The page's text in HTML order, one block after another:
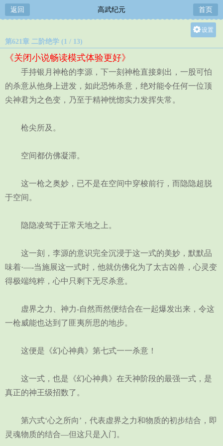
返回 高武纪元 首页
设置
中
小
第621章 二阶绝学 (1 / 13)
《关闭小说畅读模式体验更好》
手持银月神枪的李源，下一刻神枪直接刺出，一股可怕
的杀意从他身上进发，如此恐怖杀意，绝对能令任何一位顶
尖神君为之色变，乃至于精神恍惚实力发挥失常。
枪尖所及。
空间都仿佛凝滞。
这一枪之奥妙，已不是在空间中穿梭前行，而隐隐超脱
于空间。
隐隐凌驾于正常天地之上。
这一刻，李源的意识完全沉浸于这一式的美妙，默默品
味着·—-当施展这一式时，他就仿佛化为了太古凶兽，心灵变
得极端纯粹，心中只剩下无尽杀意。
虚界之力、神力-自然而然便结合在一起爆发出来，令这
一枪威能也达到了匪夷所思的地步。
这便是《幻心神典》第七式一一杀意！
这一式，也是《幻心神典》在天神阶段的最强一式，是
真正的神王级招数了。
第六式‘心之所向’，代表虚界之力和物质的初步结合，即
灵魂物质的结合—但这只是入门。